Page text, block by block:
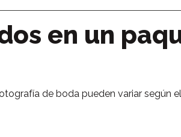
en un
de boda pueden variar